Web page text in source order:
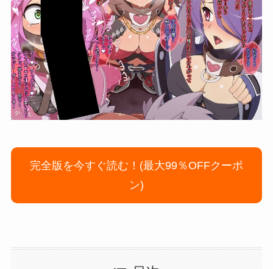
完全版を今すぐ読む！(最大99％OFFクーポ
ン)